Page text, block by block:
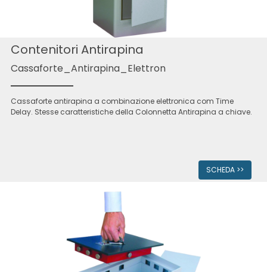
Contenitori Antirapina
Cassaforte_Antirapina_Elettron
Cassaforte antirapina a combinazione elettronica com Time
Delay. Stesse caratteristiche della Colonnetta Antirapina a chiave.
SCHEDA >>